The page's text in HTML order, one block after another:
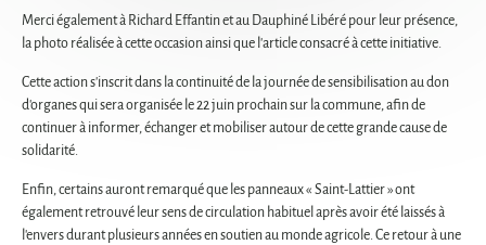
Merci également à Richard Effantin et au Dauphiné Libéré pour leur présence,
la photo réalisée à cette occasion ainsi que l'article consacré à cette initiative.
Cette action s'inscrit dans la continuité de la journée de sensibilisation au don
d'organes qui sera organisée le 22 juin prochain sur la commune, afin de
continuer à informer, échanger et mobiliser autour de cette grande cause de
solidarité.
Enfin, certains auront remarqué que les panneaux « Saint-Lattier » ont
également retrouvé leur sens de circulation habituel après avoir été laissés à
l'envers durant plusieurs années en soutien au monde agricole. Ce retour à une